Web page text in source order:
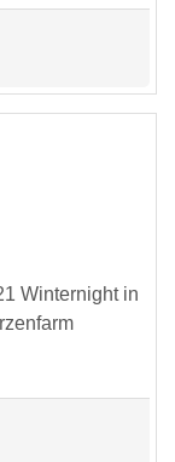
Winternight in